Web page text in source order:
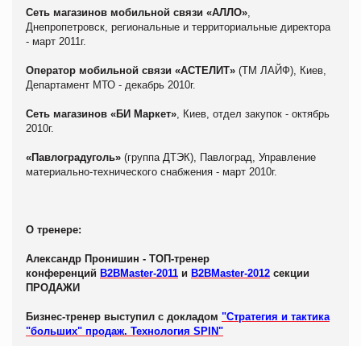
Сеть магазинов мобильной связи «АЛЛО»
Днепропетровск, региональные и территориальные директора
- март 2011г.
Оператор мобильной связи «АСТЕЛИТ» (ТМ ЛАЙФ), Киев,
Департамент МТО - декабрь 2010г.
Сеть магазинов «БИ Маркет» , Киев, отдел закупок - октябрь
2010г.
«Павлоградуголь» (группа ДТЭК), Павлоград, Управление
материально-технического снабжения - март 2010г.
О тренере:
Александр Пронишин - ТОП-тренер
конференций B2BMaster-2011 и B2BMaster-2012 секции
ПРОДАЖИ
Бизнес-тренер выступил с докладом "Стратегия и тактика
"больших" продаж. Технология SPIN"